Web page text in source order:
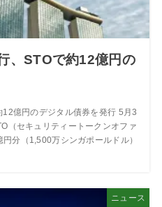
、STOで約12億円の
億円のデジタル債券を発行 5月3
（セキュリティートークンオファ
分（1,500万シンガポールドル）
ニュース